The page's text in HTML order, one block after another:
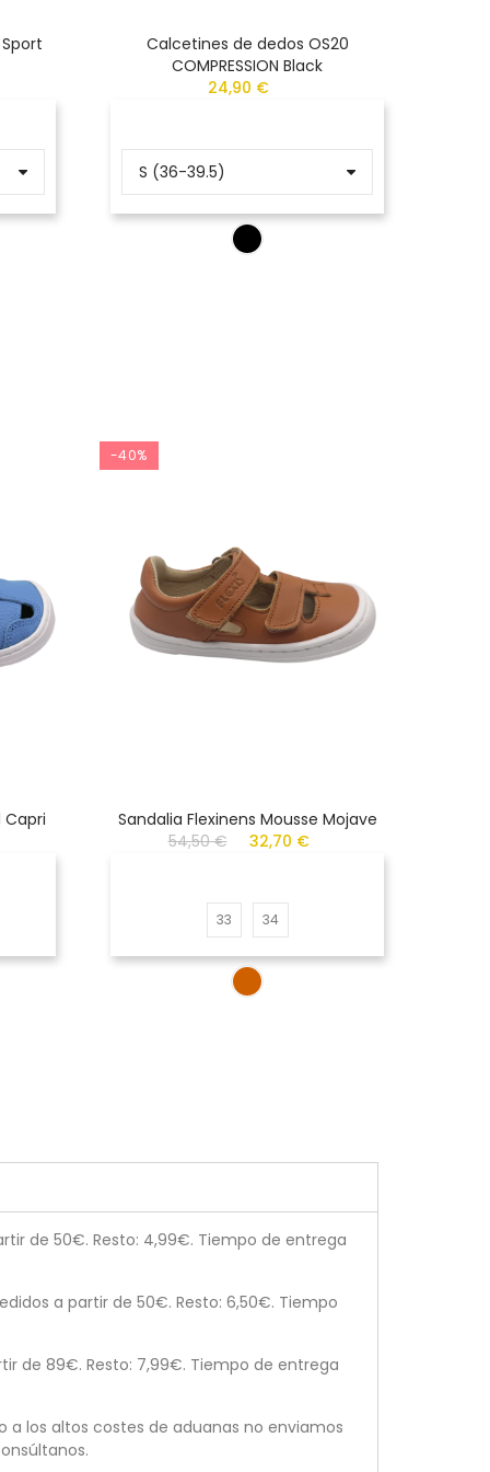
Calcetines de dedos OS20
COMPRESSION Black
24,90 €
Capri
-40%
Sandalia Flexinens Mousse Mojave
54,50 €
32,70 €
33 34
de 50€. Resto: 4,99€. Tiempo de entrega
a partir de 50€. Resto: 6,50€. Tiempo
de 89€. Resto: 7,99€. Tiempo de entrega
a los altos costes de aduanas no enviamos